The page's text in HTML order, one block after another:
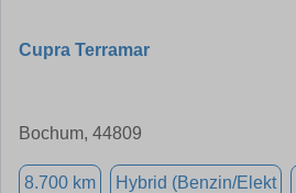
Cupra Terramar
Bochum, 44809
8.700 km Hybrid (Benzin/Elekt